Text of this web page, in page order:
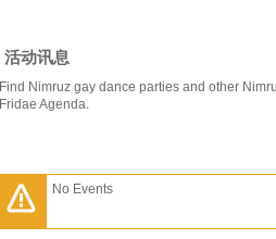
活动讯息
Find Nimruz gay dance parties and other
Fridae Agenda.
No Events